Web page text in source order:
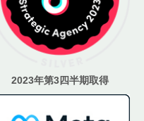
2023年第3四半期取得